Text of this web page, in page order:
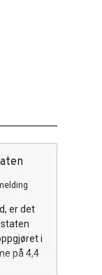
er det
i
på 4,4